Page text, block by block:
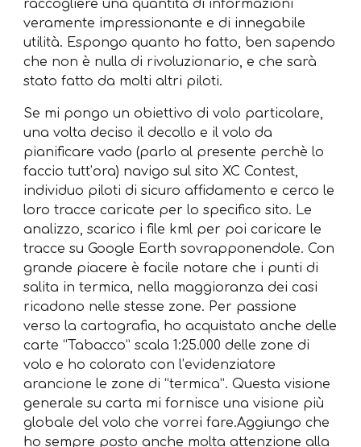
raccogliere una quantità di informazioni
veramente impressionante e di innegabile
utilità. Espongo quanto ho fatto, ben sapendo
che non è nulla di rivoluzionario, e che sarà
stato fatto da molti altri piloti.
Se mi pongo un obiettivo di volo particolare,
una volta deciso il decollo e il volo da
pianificare vado (parlo al presente perchè lo
faccio tutt’ora) navigo sul sito XC Contest,
individuo piloti di sicuro affidamento e cerco le
loro tracce caricate per lo specifico sito. Le
analizzo, scarico i file kml per poi caricare le
tracce su Google Earth sovrapponendole. Con
grande piacere è facile notare che i punti di
salita in termica, nella maggioranza dei casi
ricadono nelle stesse zone. Per passione
verso la cartografia, ho acquistato anche delle
carte “Tabacco” scala 1:25.000 delle zone di
volo e ho colorato con l’evidenziatore
arancione le zone di “termica”. Questa visione
generale su carta mi fornisce una visione più
globale del volo che vorrei fare.Aggiungo che
ho sempre posto anche molta attenzione alla